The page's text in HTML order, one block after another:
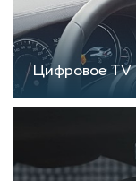
Цифровое TV